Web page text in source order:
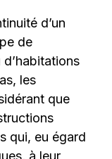
d’un
de
les
que
qui, eu égard
à leur